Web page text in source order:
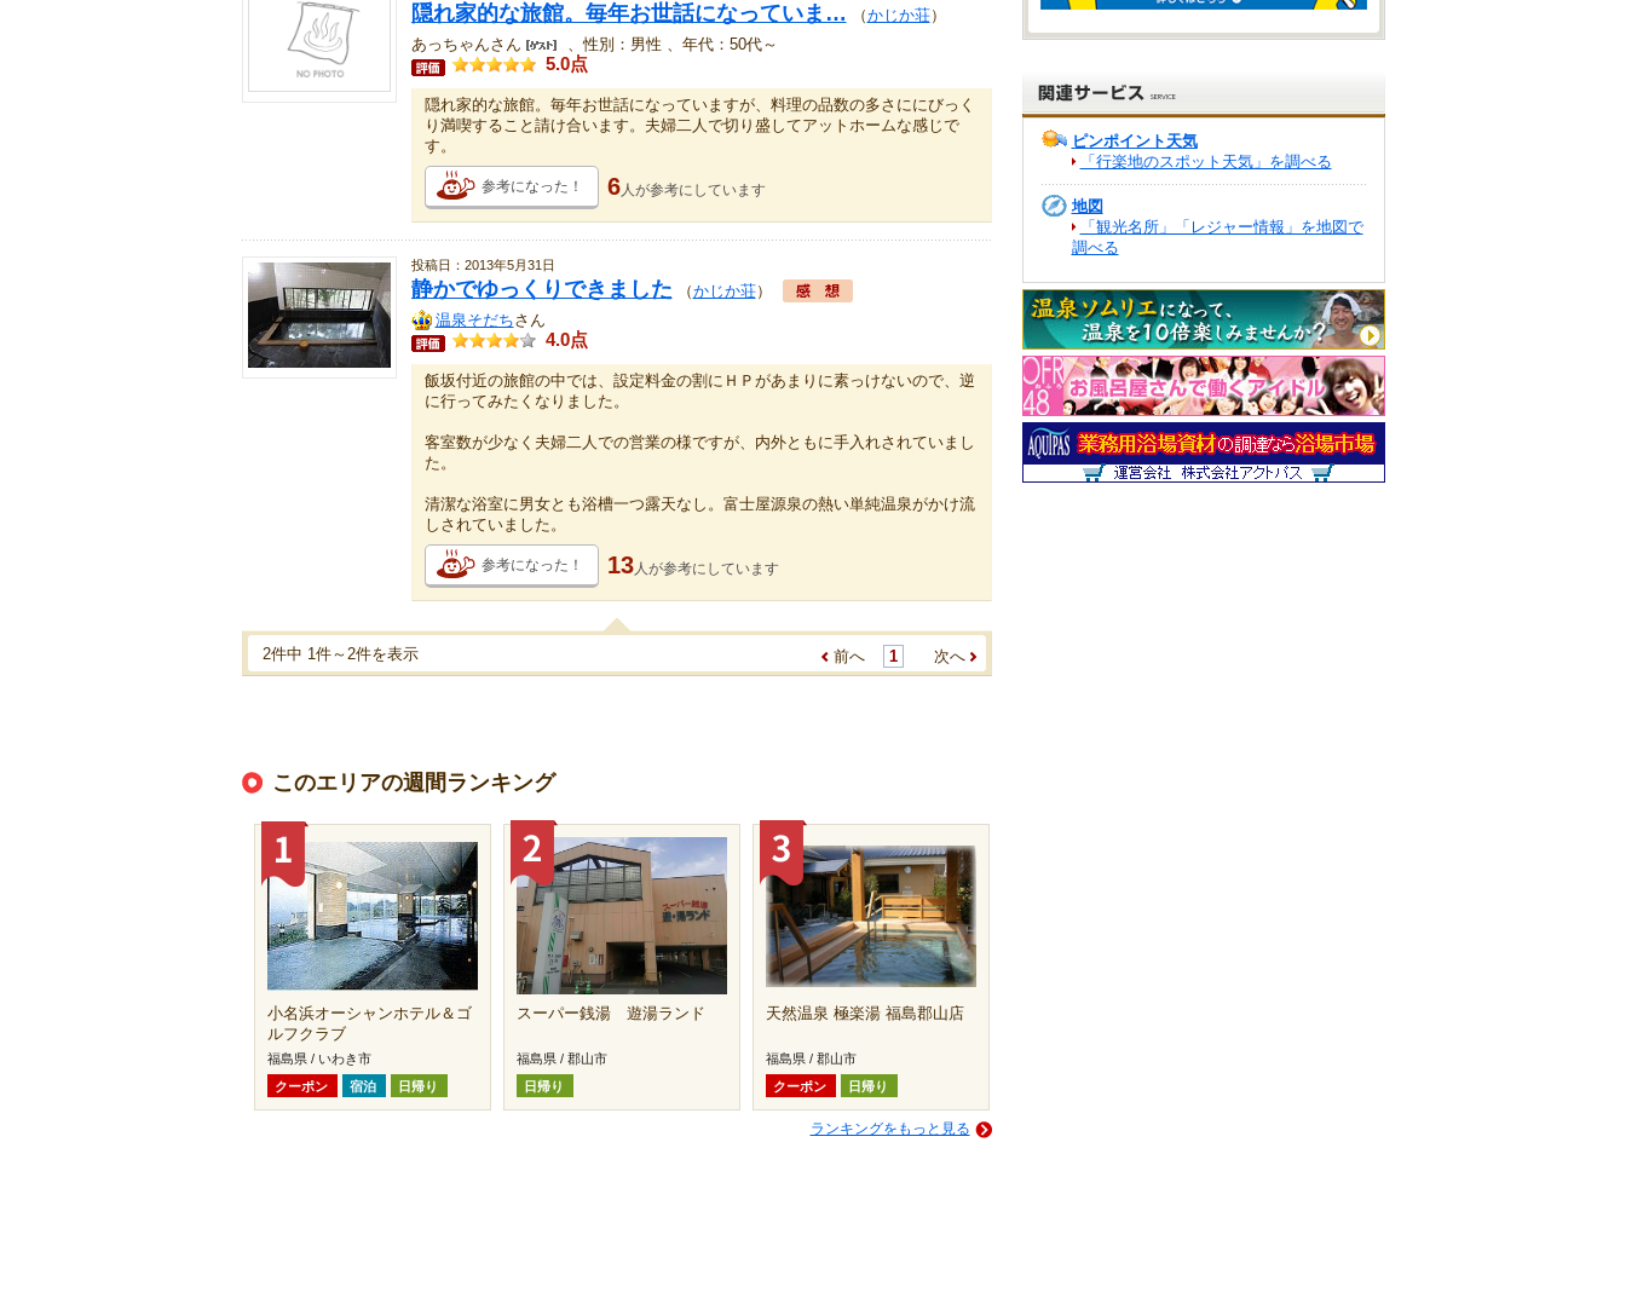
隠れ家的な旅館。毎年お世話になっていま… （かじか荘）
あっちゃんさん
、性別：男性 、年代：50代～
5.0点
隠れ家的な旅館。毎年お世話になっていますが、料理の品数の多さににびっく
り満喫すること請け合います。夫婦二人で切り盛してアットホームな感じで
す。
参考になった！ 6人が参考にしています
投稿日：2013年5月31日
静かでゆっくりできました （かじか荘）
温泉そだちさん
4.0点
飯坂付近の旅館の中では、設定料金の割にＨＰがあまりに素っけないので、逆
に行ってみたくなりました。
客室数が少なく夫婦二人での営業の様ですが、内外ともに手入れされていまし
た。
清潔な浴室に男女とも浴槽一つ露天なし。富士屋源泉の熱い単純温泉がかけ流
しされていました。
参考になった！ 13人が参考にしています
2件中 1件～2件を表示 前へ 1 次へ
このエリアの週間ランキング
小名浜オーシャンホテル＆ゴ
ルフクラブ
福島県 / いわき市
クーポン
宿泊 日帰り
スーパー銭湯 遊湯ランド
福島県 / 郡山市
日帰り
天然温泉 極楽湯 福島郡山店
福島県 / 郡山市
クーポン
日帰り
ランキングをもっと見る
ピンポイント天気
「行楽地のスポット天気」を調べる
地図
「観光名所」「レジャー情報」を地図で
調べる